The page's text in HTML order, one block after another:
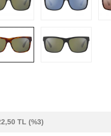
TL (%3)